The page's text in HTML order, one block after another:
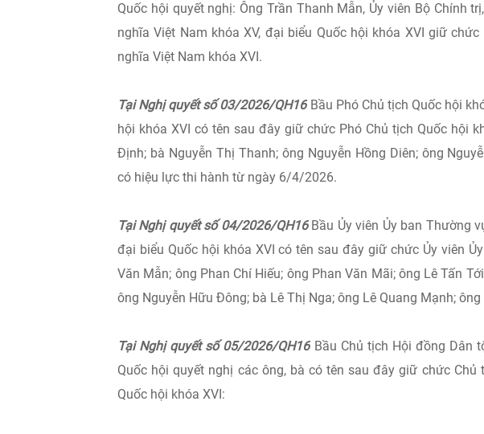
Quốc hội quyết nghị: Ông Trần Thanh Mẫn, Ủy viên Bộ Chính
nghĩa Việt Nam khóa XV, đại biểu Quốc hội khóa XVI giữ
nghĩa Việt Nam khóa XVI.
Tại Nghị quyết số 03/2026/QH16Bầu Phó Chủ tịch Quốc hội
hội khóa XVI có tên sau đây giữ chức Phó Chủ tịch Quốc hội
Định; bà Nguyễn Thị Thanh; ông Nguyễn Hồng Diên; ông
có hiệu lực thi hành từ ngày 6/4/2026.
Tại Nghị quyết số 04/2026/QH16Bầu Ủy viên Ủy ban Thường
đại biểu Quốc hội khóa XVI có tên sau đây giữ chức Ủy viên
Văn Mẫn; ông Phan Chí Hiếu; ông Phan Văn Mãi; ông Lê Tấn
ông Nguyễn Hữu Đông; bà Lê Thị Nga; ông Lê Quang Mạnh;
Tại Nghị quyết số 05/2026/QH16 Bầu Chủ tịch Hội đồng Dân
Quốc hội quyết nghị các ông, bà có tên sau đây giữ chức
Quốc hội khóa XVI: